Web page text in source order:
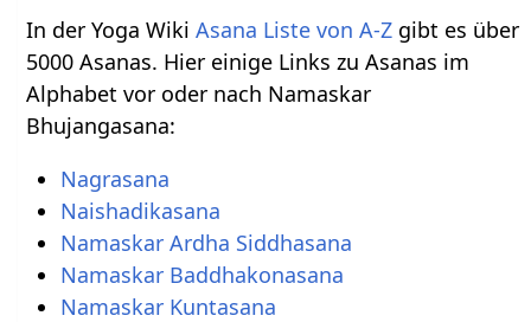
In der Yoga WikiAsana Liste von A-Z gibt es über
5000 Asanas. Hier einige Links zu Asanas im
Alphabet vor oder nach Namaskar
Bhujangasana:
Nagrasana
Naishadikasana
Namaskar Ardha Siddhasana
Namaskar Baddhakonasana
Namaskar Kuntasana